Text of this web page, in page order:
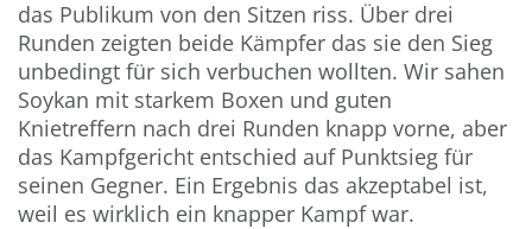
das Publikum von den Sitzen riss. Über drei
Runden zeigten beide Kämpfer das sie den Sieg
unbedingt für sich verbuchen wollten. Wir sahen
Soykan mit starkem Boxen und guten
Knietreffern nach drei Runden knapp vorne, aber
das Kampfgericht entschied auf Punktsieg für
seinen Gegner. Ein Ergebnis das akzeptabel ist,
weil es wirklich ein knapper Kampf war.